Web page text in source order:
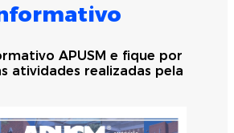
APUSM e fique por
atividades realizadas pela